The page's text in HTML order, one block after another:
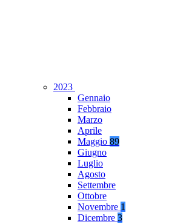
2023
Gennaio
Febbraio
Marzo
Aprile
Maggio 89
Giugno
Luglio
Agosto
Settembre
Ottobre
Novembre 1
Dicembre 3